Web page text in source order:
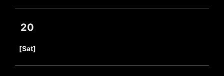
20
[Sat]